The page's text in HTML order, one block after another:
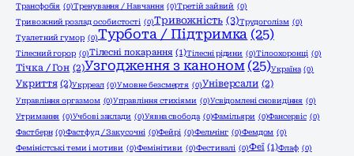
Трансфобія (0)Тренування / Навчання (0)Третій зайвий (0)
Тривожний розлад особистості (0)Тривожність (3)Трудоголізм (0)
Туалетний гумор (0)Турбота / Підтримка (25)
Тілесний горор (0)Тілесні покарання (1)Тілесні рідини (0)Тілоохоронці (0)
Тічка / Гон (2)Узгодження з каноном (25)Україна (0)
Укриття (2)Укрреал (0)Умовне безсмертя (0)Універсали (2)
Управління оргазмом (0)Управління стихіями (0)Усвідомлені сновидіння (0)
Утримання (0)Учбові заклади (0)Уявна свобода (0)Фамільяри (0)Фансервіс (0)
Фастберн (0)Фастфуд / Закусочні (0)Фейрі (0)Фельчінг (0)Фемдом (0)
Феміністські теми і мотиви (0)Фемінітиви (0)Фестивалі (0)Феї (1)Флаф (0)